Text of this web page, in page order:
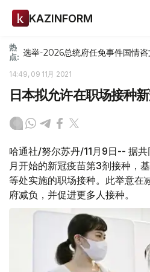
KAZINFORM
热
点: 选举-2026总统府任免事件国情咨
14:49, 09 11月 2021
日本拟允许在职场接种
哈通社/努尔苏丹/11月9日-- 据
月开始的新冠疫苗第3剂接种，
等处实施的职场接种。此举意在
府减负，并促进更多人接种。